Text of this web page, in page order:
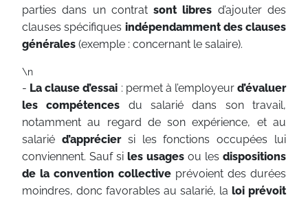
parties dans un contratsont libres d’ajouter des
clauses spécifiques indépendamment des clauses
générales (exemple : concernant le salaire).
\n
- La clause d’essai : permet à l’employeur d’évaluer
les compétences du salarié dans son travail,
notamment au regard de son expérience, et au
salarié d’appréciersi les fonctions occupées lui
conviennent. Sauf si les usages ou les dispositions
de la convention collective prévoient des durées
moindres, donc favorables au salarié, la loi prévoit